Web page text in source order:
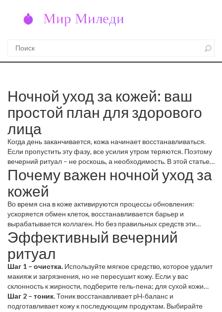
Ночной уход за кожей: ваш
простой план для здорового
лица
Когда день заканчивается, кожа начинает восстанавливаться.
Если пропустить эту фазу, все усилия утром теряются. Поэтому
вечерний ритуал – не роскошь, а необходимость. В этой статье
расскажем, что делать, чтобы утром увидеть свежий и
отдохнувший цвет лица.
Почему важен ночной уход за
кожей
Во время сна в коже активируются процессы обновления:
ускоряется обмен клеток, восстанавливается барьер и
вырабатывается коллаген. Но без правильных средств эти
процессы не работают в полную силу. Например, если оставить
лицо без очищения, загрязнения заперутся в порах, а кожа
будет раздражаться. А плохой уход может усилить появление
мелких морщин и сухости.
Эффективный вечерний
ритуал
Шаг 1 – очистка. Используйте мягкое средство, которое удалит
макияж и загрязнения, но не пересушит кожу. Если у вас
склонность к жирности, подберите гель‑пена; для сухой кожи
лучше подойдёт крем‑очиститель.
Шаг 2 – тоник.Тоник восстанавливает pH‑баланс и
подготавливает кожу к последующим продуктам. Выбирайте